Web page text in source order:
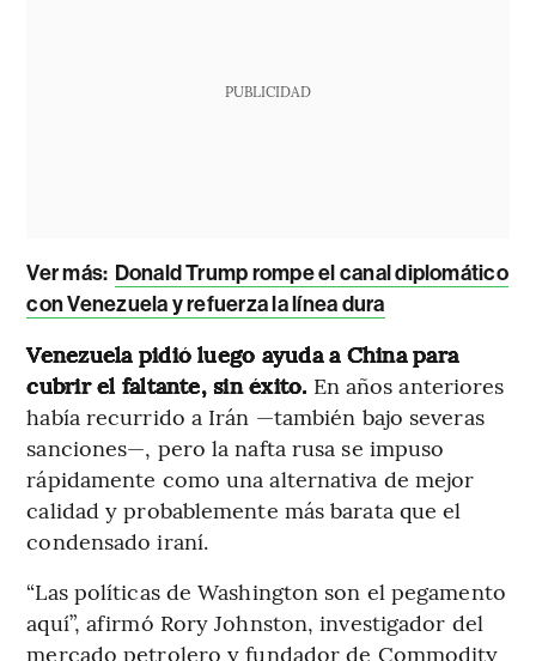
PUBLICIDAD
Ver más: Donald Trump rompe el canal diplomático
con Venezuela y refuerza la línea dura
Venezuela pidió luego ayuda a China para
cubrir el faltante, sin éxito. En años anteriores
había recurrido a Irán —también bajo severas
sanciones—, pero la nafta rusa se impuso
rápidamente como una alternativa de mejor
calidad y probablemente más barata que el
condensado iraní.
“Las políticas de Washington son el pegamento
aquí”, afirmó Rory Johnston, investigador del
mercado petrolero y fundador de Commodity